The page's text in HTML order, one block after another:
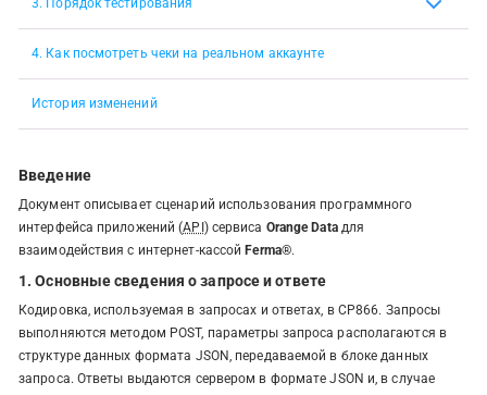
3. Порядок тестирования
4. Как посмотреть чеки на реальном аккаунте
История изменений
Введение
Документ описывает сценарий использования программного
интерфейса приложений (API ) сервиса Orange Dataдля
взаимодействия с интернет-кассой Ferma®.
1. Основные сведения о запросе и ответе
Кодировка, используемая в запросах и ответах, в CP866. Запросы
выполняются методом POST, параметры запроса располагаются в
структуре данных формата JSON, передаваемой в блоке данных
запроса. Ответы выдаются сервером в формате JSON и, в случае